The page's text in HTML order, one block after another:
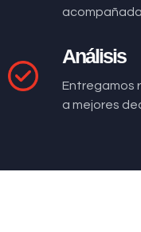
Análisis
Entregamos
a mejores